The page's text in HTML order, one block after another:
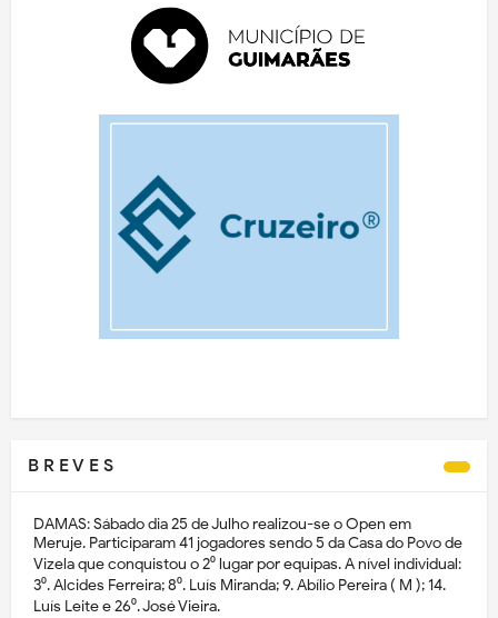
B R E V E S
DAMAS: Sábado dia 25 de Julho realizou-se o Open em
Meruje. Participaram 41 jogadores sendo 5 da Casa do Povo de
Vizela que conquistou o 2⁰ lugar por equipas. A nível individual:
3⁰. Alcides Ferreira; 8⁰. Luís Miranda; 9. Abílio Pereira ( M ); 14.
Luís Leite e 26⁰. José Vieira.